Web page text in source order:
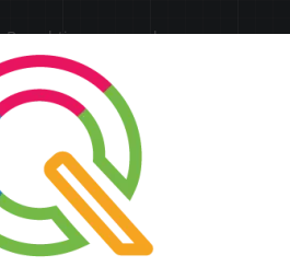
Berechtigungen und
Lösung.